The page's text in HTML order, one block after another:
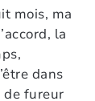
mois, ma
la
dans
de fureur